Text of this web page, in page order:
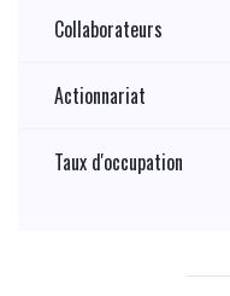
Collaborateurs
Actionnariat
Taux d'occupation